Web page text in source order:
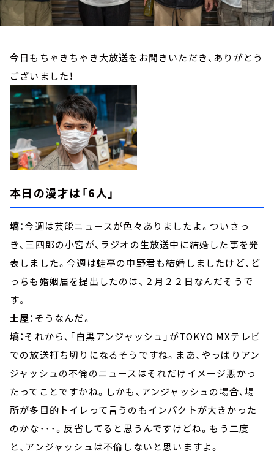
今日もちゃきちゃき大放送をお聞きいただき、ありがとう
ございました！
本日の漫才は「6人」
塙：今週は芸能ニュースが色々ありましたよ。ついさっ
き、三四郎の小宮が、ラジオの生放送中に結婚した事を発
表しました。今週は蛙亭の中野君も結婚しましたけど、ど
っちも婚姻届を提出したのは、２月２２日なんだそうで
す。
土屋： そうなんだ。
塙：それから、「白黒アンジャッシュ」がTOKYO MXテレビ
での放送打ち切りになるそうですね。まあ、やっぱりアン
ジャッシュの不倫のニュースはそれだけイメージ悪かっ
たってことですかね。しかも、アンジャッシュの場合、場
所が多目的トイレって言うのもインパクトが大きかった
のかな･･･。反省してると思うんですけどね。もう二度
と、アンジャッシュは不倫しないと思いますよ。